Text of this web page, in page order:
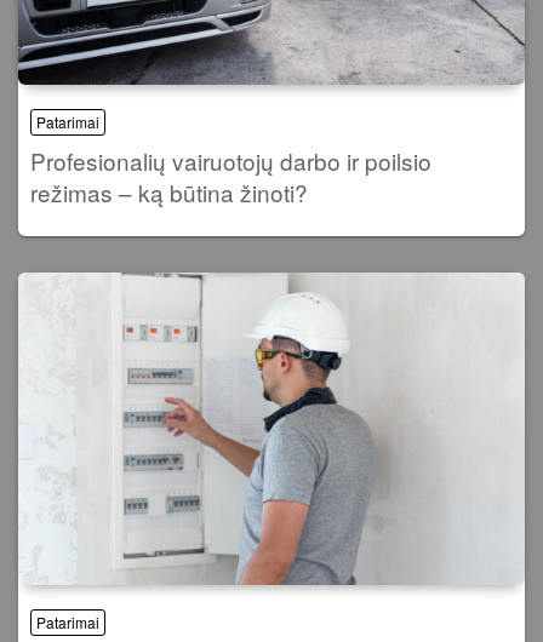
Patarimai
Profesionalių vairuotojų darbo ir poilsio
režimas – ką būtina žinoti?
Patarimai